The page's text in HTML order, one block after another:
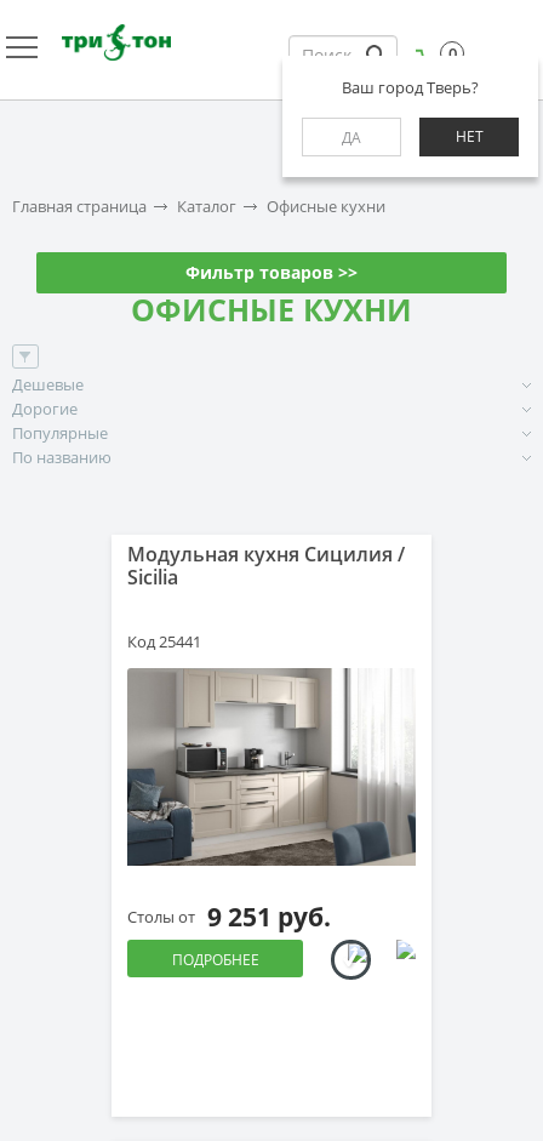
Ваш город Тверь?
ДА НЕТ
0
Главная страница Каталог Офисные кухни
Фильтр товаров >>
ОФИСНЫЕ КУХНИ
Дешевые
Дорогие
Популярные
По названию
Модульная кухня Сицилия /
Sicilia
Код 25441
Столы от 9 251 руб.
ПОДРОБНЕЕ